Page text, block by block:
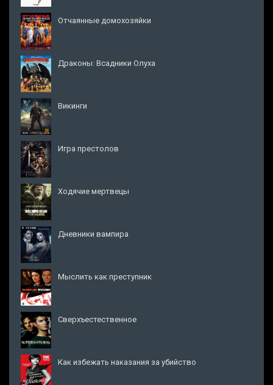
Отчаянные домохозяйки
Драконы: Всадники Олуха
Викинги
Игра престолов
Ходячие мертвецы
Дневники вампира
Мыслить как преступник
Сверхъестественное
Как избежать наказания за убийство